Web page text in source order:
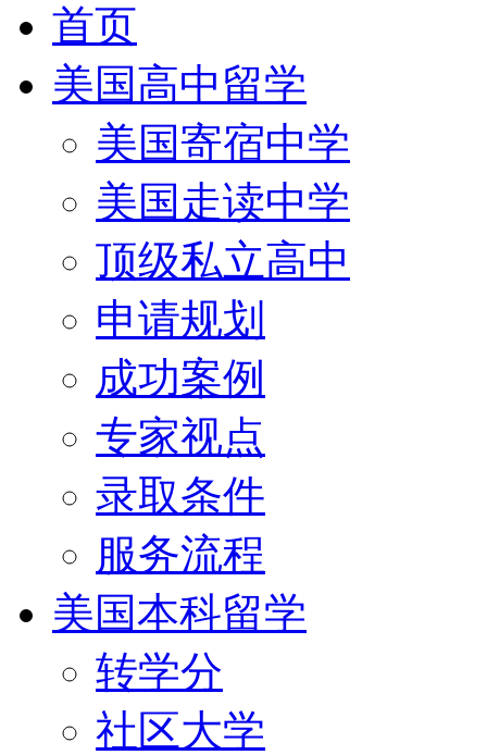
首页
美国高中留学
美国寄宿中学
美国走读中学
顶级私立高中
申请规划
成功案例
专家视点
录取条件
服务流程
美国本科留学
转学分
社区大学